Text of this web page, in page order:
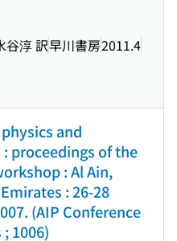
谷淳 訳早川書房2011.4
and
proceedings of the
: Al Ain,
: 26-28
(AIP Conference
1006)